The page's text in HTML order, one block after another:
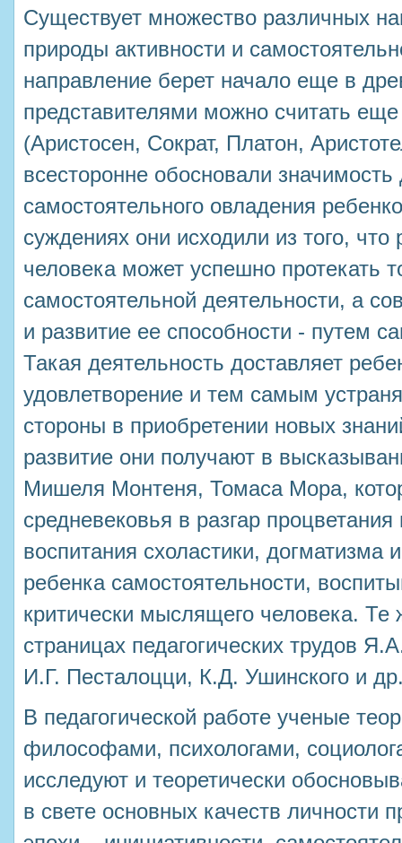
Существует множество различных
природы активности и
направление берет начало еще в
представителями можно считать
(Аристосен, Сократ, Платон,
всесторонне обосновали значимость
самостоятельного овладения
суждениях они исходили из того,
человека может успешно протекать
самостоятельной деятельности, а
и развитие ее способности - путем
Такая деятельность доставляет
удовлетворение и тем самым
стороны в приобретении новых
развитие они получают в
Мишеля Монтеня, Томаса Мора,
средневековья в разгар
воспитания схоластики, догматизма
ребенка самостоятельности,
критически мыслящего человека.
страницах педагогических трудов
И.Г. Песталоцци, К.Д. Ушинского и
В педагогической работе ученые
философами, психологами,
исследуют и теоретически
в свете основных качеств личности